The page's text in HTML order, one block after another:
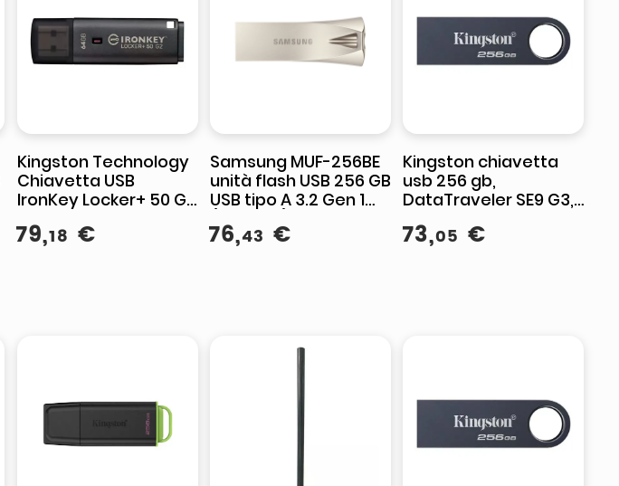
Kingston Technology
Chiavetta USB
IronKey Locker+ 50 G2
64GB USB 3.2
Crittografia AES-256
79,18 €
Samsung MUF-256BE
unità flash USB 256 GB
USB tipo A 3.2 Gen 1
(3.1 Gen 1) Argento
76,43 €
Kingston chiavetta
usb 256 gb,
DataTraveler SE9 G3,
USB 3.2 Gen 1, 220 MB-
s lettura, 100 MB-s
73,05 €